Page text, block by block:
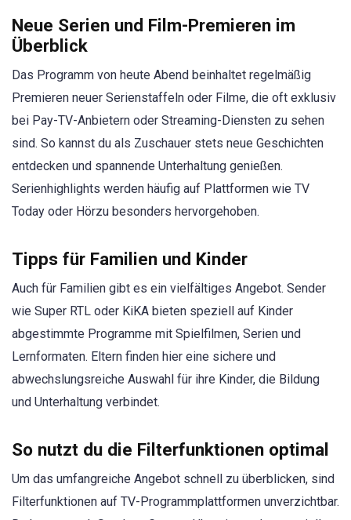
Neue Serien und Film-Premieren im
Überblick
Das Programm von heute Abend beinhaltet regelmäßig
Premieren neuer Serienstaffeln oder Filme, die oft exklusiv
bei Pay-TV-Anbietern oder Streaming-Diensten zu sehen
sind. So kannst du als Zuschauer stets neue Geschichten
entdecken und spannende Unterhaltung genießen.
Serienhighlights werden häufig auf Plattformen wie TV
Today oder Hörzu besonders hervorgehoben.
Tipps für Familien und Kinder
Auch für Familien gibt es ein vielfältiges Angebot. Sender
wie Super RTL oder KiKA bieten speziell auf Kinder
abgestimmte Programme mit Spielfilmen, Serien und
Lernformaten. Eltern finden hier eine sichere und
abwechslungsreiche Auswahl für ihre Kinder, die Bildung
und Unterhaltung verbindet.
So nutzt du die Filterfunktionen optimal
Um das umfangreiche Angebot schnell zu überblicken, sind
Filterfunktionen auf TV-Programmplattformen unverzichtbar.